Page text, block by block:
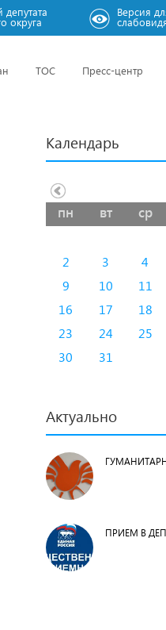
депутата
округа
Версия
ТОС Пресс-центр
Календарь
пн вт ср
2
3 4
9
10 11
16
17 18
23
24 25
30
31
Актуально
ПРИЕМ В